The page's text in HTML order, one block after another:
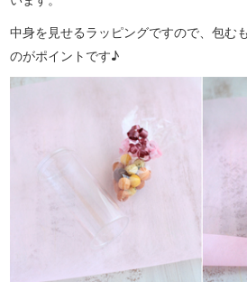
中身を見せるラッピングですので、包む
のがポイントです♪